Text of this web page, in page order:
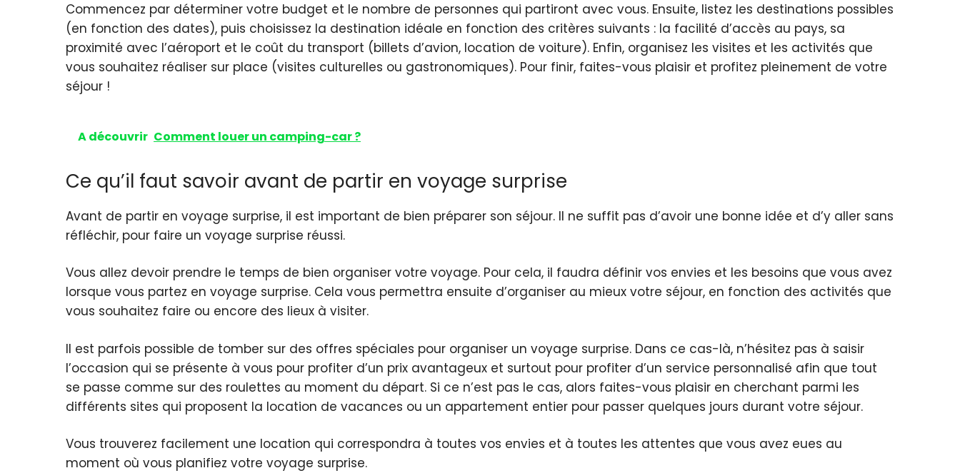
Commencez par déterminer votre budget et le nombre de personnes qui partiront avec vous. Ensuite, listez les destinations possibles
(en fonction des dates), puis choisissez la destination idéale en fonction des critères suivants : la facilité d’accès au pays, sa
proximité avec l’aéroport et le coût du transport (billets d’avion, location de voiture). Enfin, organisez les visites et les activités que
vous souhaitez réaliser sur place (visites culturelles ou gastronomiques). Pour finir, faites-vous plaisir et profitez pleinement de votre
séjour !
A découvrir Comment louer un camping-car ?
Ce qu’il faut savoir avant de partir en voyage surprise
Avant de partir en voyage surprise, il est important de bien préparer son séjour. Il ne suffit pas d’avoir une bonne idée et d’y aller sans
réfléchir, pour faire un voyage surprise réussi.
Vous allez devoir prendre le temps de bien organiser votre voyage. Pour cela, il faudra définir vos envies et les besoins que vous avez
lorsque vous partez en voyage surprise. Cela vous permettra ensuite d’organiser au mieux votre séjour, en fonction des activités que
vous souhaitez faire ou encore des lieux à visiter.
Il est parfois possible de tomber sur des offres spéciales pour organiser un voyage surprise. Dans ce cas-là, n’hésitez pas à saisir
l’occasion qui se présente à vous pour profiter d’un prix avantageux et surtout pour profiter d’un service personnalisé afin que tout
se passe comme sur des roulettes au moment du départ. Si ce n’est pas le cas, alors faites-vous plaisir en cherchant parmi les
différents sites qui proposent la location de vacances ou un appartement entier pour passer quelques jours durant votre séjour.
Vous trouverez facilement une location qui correspondra à toutes vos envies et à toutes les attentes que vous avez eues au
moment où vous planifiez votre voyage surprise.